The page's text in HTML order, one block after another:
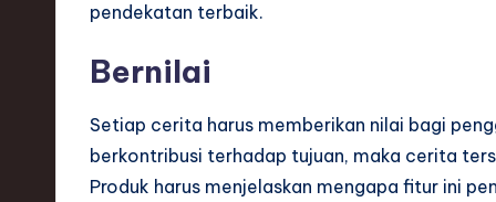
pendekatan terbaik.
Bernilai
Setiap cerita harus memberikan nilai bagi
berkontribusi terhadap tujuan, maka cerita
Produk harus menjelaskan mengapa fitur ini